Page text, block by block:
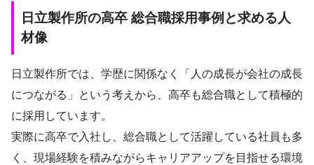
日立製作所の高卒 総合職採用事例と求める人
材像
日立製作所では、学歴に関係なく「人の成長が会社の成長
につながる」という考えから、高卒も総合職として積極的
に採用しています。
実際に高卒で入社し、総合職として活躍している社員も多
く、現場経験を積みながらキャリアアップを目指せる環境